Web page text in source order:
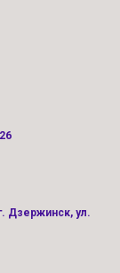
Дзержинск, ул.